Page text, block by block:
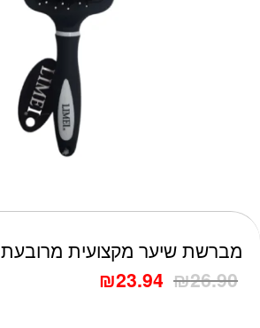
מברשת שיער מקצועית מרובעת
₪26.90
₪23.94
כמות מברשת שיער מקצועית מרובעת